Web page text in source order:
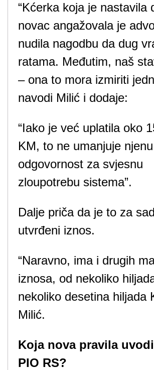
“Kćerka koja je nastavila
novac angažovala je
nudila nagodbu da dug
ratama. Međutim, naš
– ona to mora izmiriti
navodi Milić i dodaje:
“Iako je već uplatila oko
KM, to ne umanjuje njenu
odgovornost za svjesnu
zloupotrebu sistema”.
Dalje priča da je to za
utvrđeni iznos.
“Naravno, ima i drugih
iznosa, od nekoliko
nekoliko desetina hiljada
Milić.
Koja nova pravila
PIO RS?